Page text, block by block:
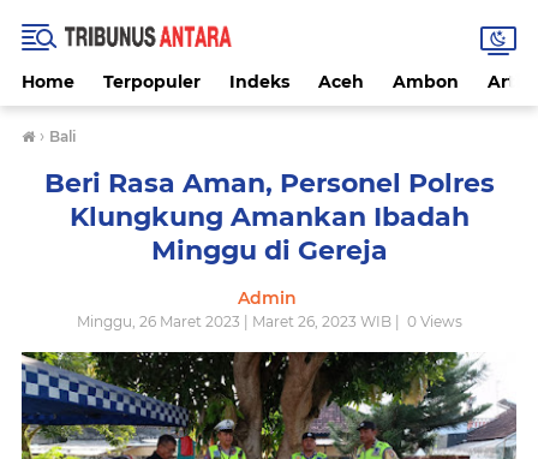
Home Terpopuler Indeks Aceh Ambon
› Bali
Beri Rasa Aman, Personel Polres
Klungkung Amankan Ibadah
Minggu di Gereja
Admin
Minggu, 26 Maret 2023 | Maret 26, 2023 WIB | 0Views